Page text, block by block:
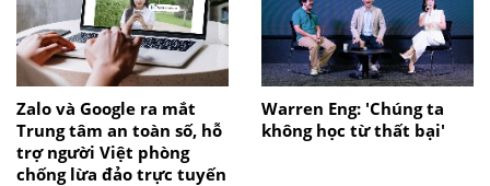
Zalo và Google ra mắt
Trung tâm an toàn số, hỗ
trợ người Việt phòng
chống lừa đảo trực tuyến
Warren Eng: 'Chúng ta
không học từ thất bại'